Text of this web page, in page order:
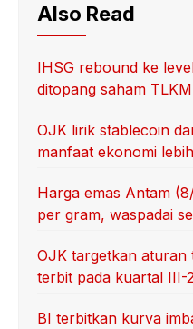
Also Read
IHSG rebound ke
ditopang saham
OJK lirik stablecoin
manfaat ekonomi
Harga emas Antam
per gram, waspadai
OJK targetkan aturan
terbit pada kuartal III-
BI terbitkan kurva